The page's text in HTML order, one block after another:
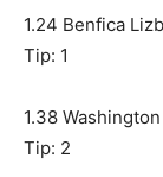
1.24 Benfica
Tip: 1
1.38
Tip: 2